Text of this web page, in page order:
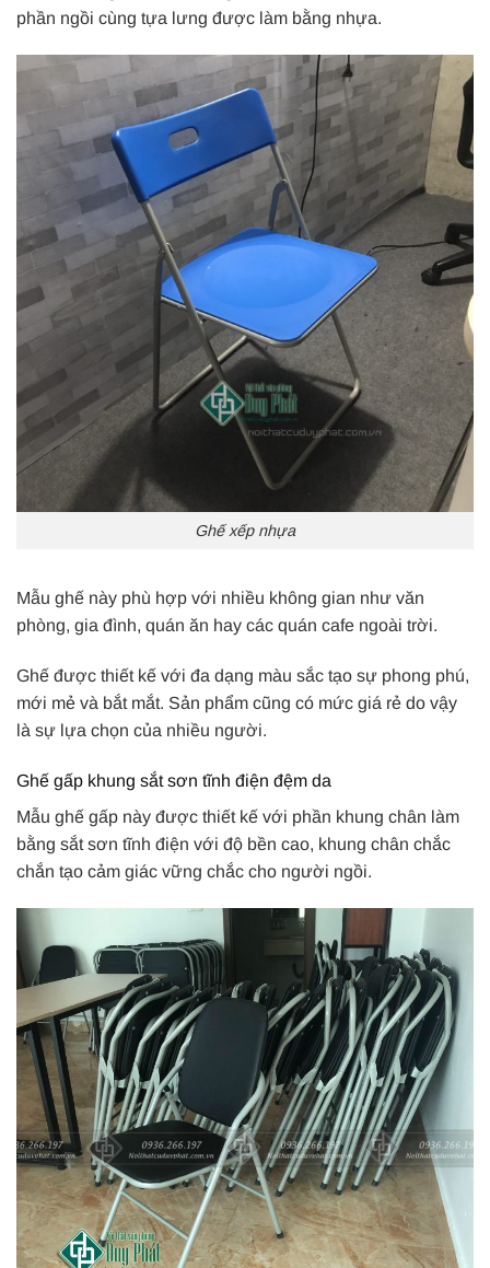
phần ngồi cùng tựa lưng được làm bằng nhựa.
Ghế xếp nhựa
Mẫu ghế này phù hợp với nhiều không gian như văn
phòng, gia đình, quán ăn hay các quán cafe ngoài trời.
Ghế được thiết kế với đa dạng màu sắc tạo sự phong phú,
mới mẻ và bắt mắt. Sản phẩm cũng có mức giá rẻ do vậy
là sự lựa chọn của nhiều người.
Ghế gấp khung sắt sơn tĩnh điện đệm da
Mẫu ghế gấp này được thiết kế với phần khung chân làm
bằng sắt sơn tĩnh điện với độ bền cao, khung chân chắc
chắn tạo cảm giác vững chắc cho người ngồi.